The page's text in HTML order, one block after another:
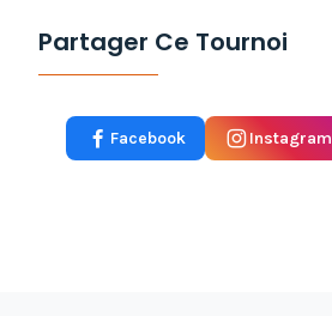
Partager Ce Tournoi
Facebook Instagram